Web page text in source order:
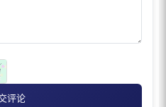
评论